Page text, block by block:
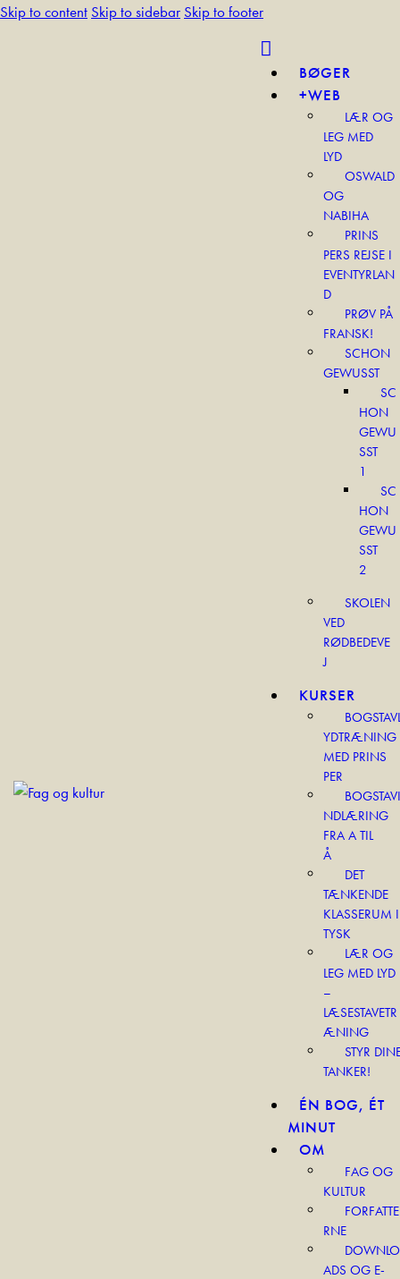
Skip to content Skip to sidebar Skip to footer
BØGER
+WEB
LÆR OG
LEG MED
LYD
OSWALD
OG
NABIHA
PRINS
PERS REJSE I
EVENTYRLAN
D
PRØV PÅ
FRANSK!
SCHON
GEWUSST
SC
HON
GEWU
SST
1
SC
HON
GEWU
SST
2
SKOLEN
VED
RØDBEDEVE
J
KURSER
YDTRÆNING
MED PRINS
PER
BOGSTAVI
NDLÆRING
FRA A TIL
Å
DET
TÆNKENDE
KLASSERUM I
TYSK
LÆR OG
LEG MED LYD
–
LÆSESTAVETR
ÆNING
STYR
TANKER!
ÉN BOG, ÉT
MINUT
OM
FAG OG
KULTUR
FORFATTE
RNE
DOWNLO
ADS OG E-